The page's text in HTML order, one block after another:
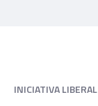
INICIATIVA LIBERAL